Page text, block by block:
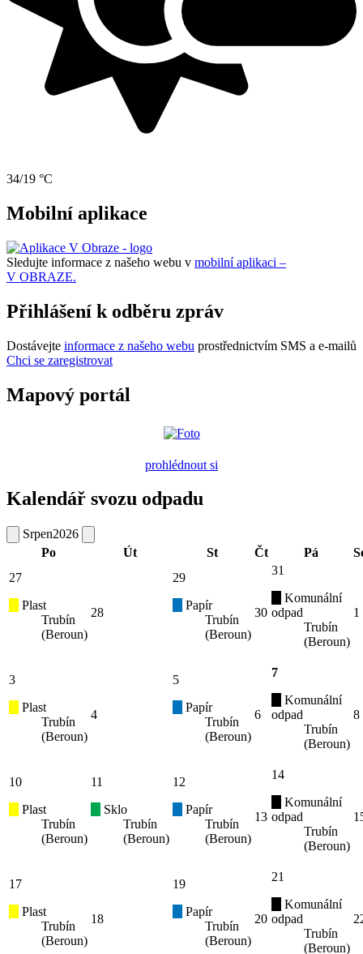
34/19 °C
Mobilní aplikace
Sledujte informace z našeho webu v mobilní aplikaci –
V OBRAZE.
Přihlášení k odběru zpráv
Dostávejte informace z našeho webu prostřednictvím SMS a e-mailů
Chci se zaregistrovat
Mapový portál
prohlédnout si
Kalendář svozu odpadu
Srpen2026
Po
Út St Čt Pá
27
Plast
Trubín
(Beroun)
28
29
Papír
Trubín
(Beroun)
30
31
Komunální
odpad
Trubín
(Beroun)
1
3
Plast
Trubín
(Beroun)
4
5
Papír
Trubín
(Beroun)
6
7
Komunální
odpad
Trubín
(Beroun)
8
10
Plast
Trubín
(Beroun)
11
Sklo
Trubín
(Beroun)
12
Papír
Trubín
(Beroun)
13
14
Komunální
odpad
Trubín
(Beroun)
17
Plast
Trubín
(Beroun)
18
19
Papír
Trubín
(Beroun)
20
21
Komunální
odpad
Trubín
(Beroun)